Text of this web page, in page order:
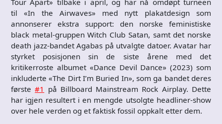
Tour Apart» tilbake i april, og har nå omdøpt turneen
til «In the Airwaves» med nytt plakatdesign som
annonserer ekstra support: den norske feministiske
black metal-gruppen Witch Club Satan, samt det norske
death jazz-bandet Agabas på utvalgte datoer. Avatar har
styrket posisjonen sin de siste årene med det
kritikerroste albumet «Dance Devil Dance» (2023) som
inkluderte «The Dirt I’m Buried In», som ga bandet deres
første#1 på Billboard Mainstream Rock Airplay. Dette
har igjen resultert i en mengde utsolgte headliner-show
over hele verden og et faktisk fossil oppkalt etter dem.